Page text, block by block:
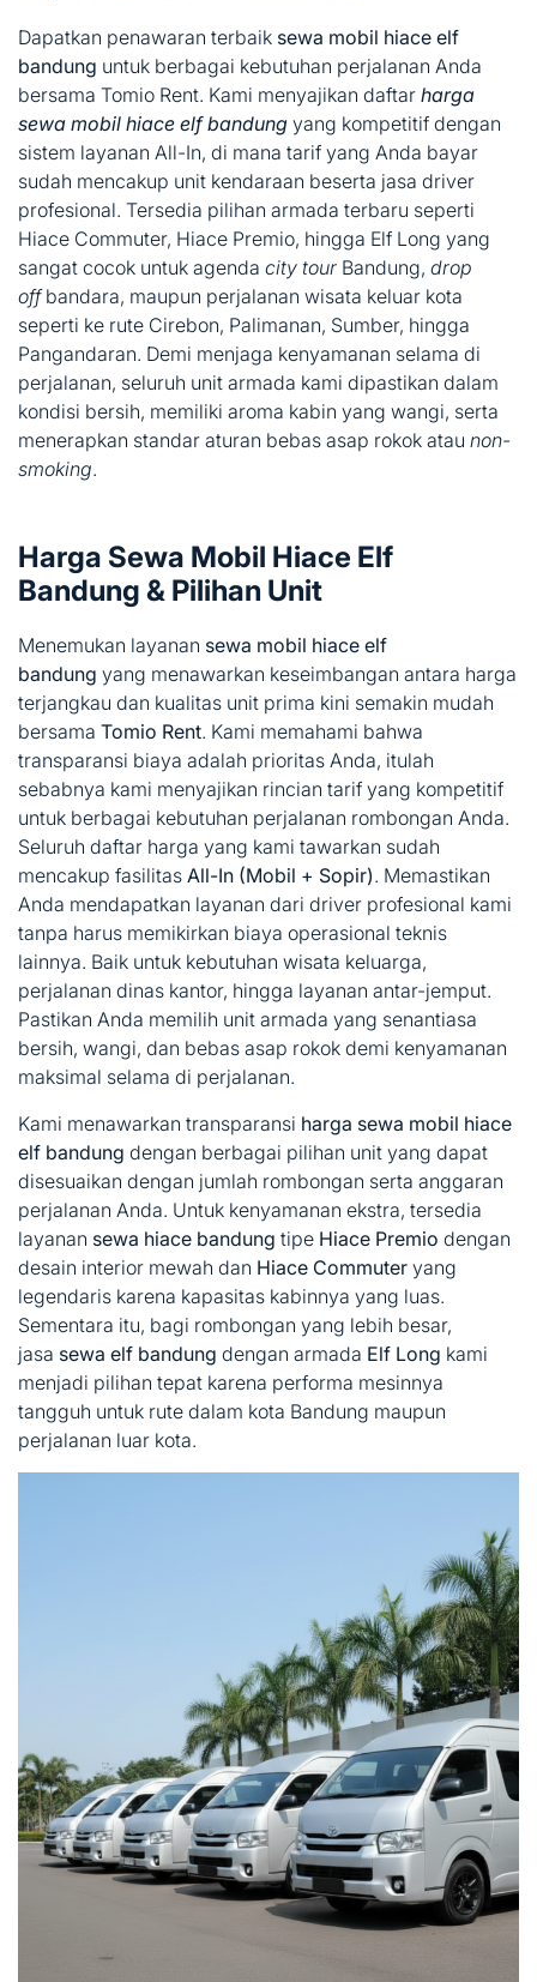
Dapatkan penawaran terbaik sewa mobil hiace elf
bandung untuk berbagai kebutuhan perjalanan Anda
bersama Tomio Rent. Kami menyajikan daftar harga
sewa mobil hiace elf bandung yang kompetitif dengan
sistem layanan All-In, di mana tarif yang Anda bayar
sudah mencakup unit kendaraan beserta jasa driver
profesional. Tersedia pilihan armada terbaru seperti
Hiace Commuter, Hiace Premio, hingga Elf Long yang
sangat cocok untuk agenda city tour Bandung, drop
offbandara, maupun perjalanan wisata keluar kota
seperti ke rute Cirebon, Palimanan, Sumber, hingga
Pangandaran. Demi menjaga kenyamanan selama di
perjalanan, seluruh unit armada kami dipastikan dalam
kondisi bersih, memiliki aroma kabin yang wangi, serta
menerapkan standar aturan bebas asap rokok atau non-
smoking.
Harga Sewa Mobil Hiace Elf
Bandung & Pilihan Unit
Menemukan layanan sewa mobil hiace elf
bandung yang menawarkan keseimbangan antara harga
terjangkau dan kualitas unit prima kini semakin mudah
bersama Tomio Rent. Kami memahami bahwa
transparansi biaya adalah prioritas Anda, itulah
sebabnya kami menyajikan rincian tarif yang kompetitif
untuk berbagai kebutuhan perjalanan rombongan Anda.
Seluruh daftar harga yang kami tawarkan sudah
mencakup fasilitas All-In (Mobil + Sopir). Memastikan
Anda mendapatkan layanan dari driver profesional kami
tanpa harus memikirkan biaya operasional teknis
lainnya. Baik untuk kebutuhan wisata keluarga,
perjalanan dinas kantor, hingga layanan antar-jemput.
Pastikan Anda memilih unit armada yang senantiasa
bersih, wangi, dan bebas asap rokok demi kenyamanan
maksimal selama di perjalanan.
Kami menawarkan transparansi harga sewa mobil hiace
elf bandung dengan berbagai pilihan unit yang dapat
disesuaikan dengan jumlah rombongan serta anggaran
perjalanan Anda. Untuk kenyamanan ekstra, tersedia
layanan sewa hiace bandung tipe Hiace Premio dengan
desain interior mewah dan Hiace Commuter yang
legendaris karena kapasitas kabinnya yang luas.
Sementara itu, bagi rombongan yang lebih besar,
jasa sewa elf bandung dengan armada Elf Long kami
menjadi pilihan tepat karena performa mesinnya
tangguh untuk rute dalam kota Bandung maupun
perjalanan luar kota.